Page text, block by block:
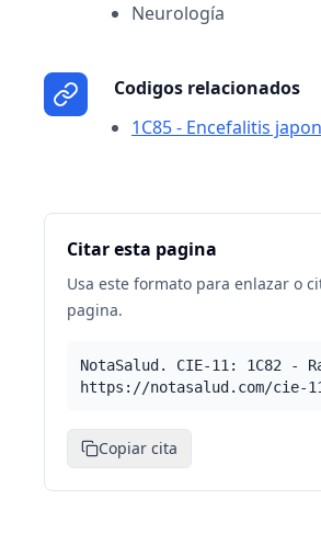
Neurología
Codigos relacionados
1C85 - Encefalitis
Citar esta pagina
Usa este formato para enlazar o
pagina.
NotaSalud. CIE-11: 1C82 -
https://notasalud.com/cie-
Copiar cita